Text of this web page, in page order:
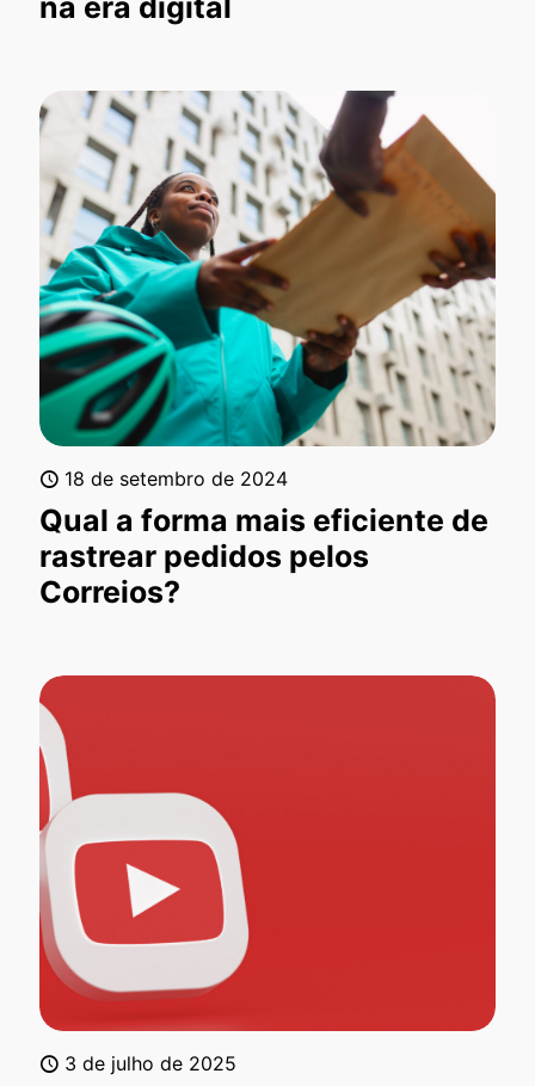
18 de setembro de 2024
Qual a forma mais eficiente de
rastrear pedidos pelos
Correios?
3 de julho de 2025